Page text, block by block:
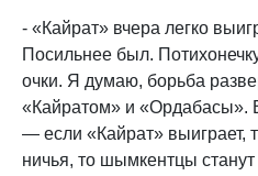
- «Кайрат» вчера легко
Посильнее был.
очки. Я думаю, борьба
«Кайратом» и «Ордабасы».
— если «Кайрат» выиграет,
ничья, то шымкентцы